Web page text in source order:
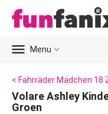
 Menu 
< Fahrräder Mädchen 18
Volare Ashley
Groen